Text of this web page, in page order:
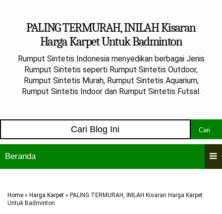
PALING TERMURAH, INILAH Kisaran
Harga Karpet Untuk Badminton
Rumput Sintetis Indonesia menyedikan berbagai Jenis
Rumput Sintetis seperti Rumput Sintetis Outdoor,
Rumput Sintetis Murah, Rumput Sintetis Aquarium,
Rumput Sintetis Indoor dan Rumput Sintetis Futsal.
Cari
Beranda
Home » Harga Karpet » PALING TERMURAH, INILAH Kisaran Harga Karpet
Untuk Badminton